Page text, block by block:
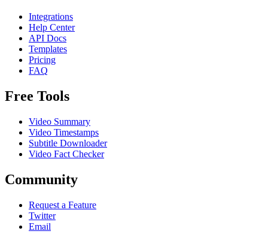
Integrations
Help Center
API Docs
Templates
Pricing
FAQ
Free Tools
Video Summary
Video Timestamps
Subtitle Downloader
Video Fact Checker
Community
Request a Feature
Twitter
Email